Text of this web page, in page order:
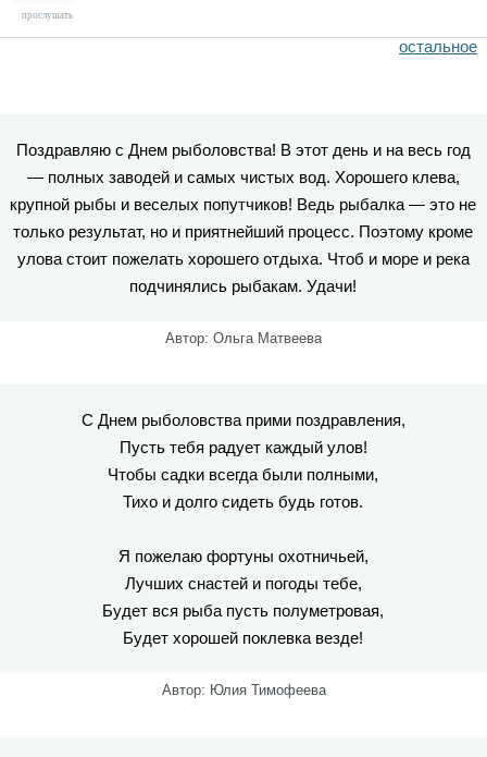
прослушать
остальное
Поздравляю с Днем рыболовства! В этот день и на весь год
— полных заводей и самых чистых вод. Хорошего клева,
крупной рыбы и веселых попутчиков! Ведь рыбалка — это не
только результат, но и приятнейший процесс. Поэтому кроме
улова стоит пожелать хорошего отдыха. Чтоб и море и река
подчинялись рыбакам. Удачи!
Автор: Ольга Матвеева
С Днем рыболовства прими поздравления,
Пусть тебя радует каждый улов!
Чтобы садки всегда были полными,
Тихо и долго сидеть будь готов.
Я пожелаю фортуны охотничьей,
Лучших снастей и погоды тебе,
Будет вся рыба пусть полуметровая,
Будет хорошей поклевка везде!
Автор: Юлия Тимофеева